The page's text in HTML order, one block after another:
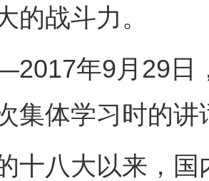
的战斗力。
年9月29日，
集体学习时的讲
八大以来，国